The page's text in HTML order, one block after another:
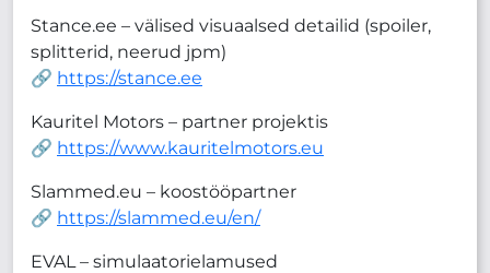
Stance.ee – välised visuaalsed detailid (spoiler,
splitterid, neerud jpm)
🔗 https://stance.ee
Kauritel Motors – partner projektis
🔗 https://www.kauritelmotors.eu
Slammed.eu – koostööpartner
🔗 https://slammed.eu/en/
EVAL – simulaatorielamused